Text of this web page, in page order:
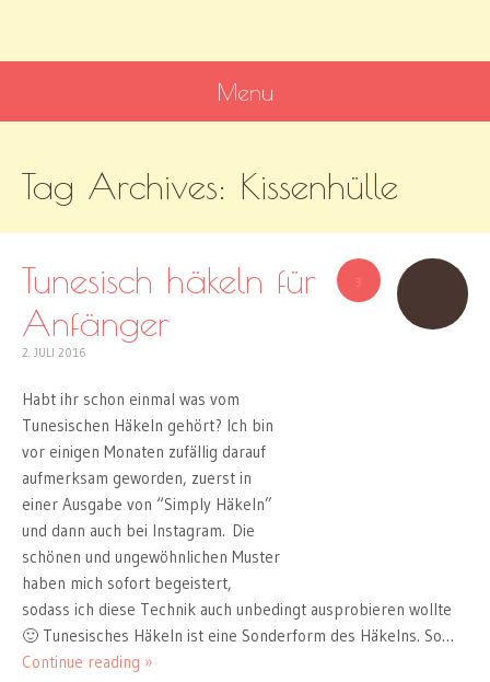
MissKnitness
Kaufst du noch oder strickst du schon?
Menu
TO
CONTENT
Tag Archives: Kissenhülle
3
Tunesisch häkeln für
Anfänger
2. JULI 2016
Habt ihr schon einmal was vom
Tunesischen Häkeln gehört? Ich bin
vor einigen Monaten zufällig darauf
aufmerksam geworden, zuerst in
einer Ausgabe von “Simply Häkeln”
und dann auch bei Instagram. Die
schönen und ungewöhnlichen Muster
haben mich sofort begeistert,
sodass ich diese Technik auch unbedingt ausprobieren wollte
🙂 Tunesisches Häkeln ist eine Sonderform des Häkelns. So…
Continue reading »